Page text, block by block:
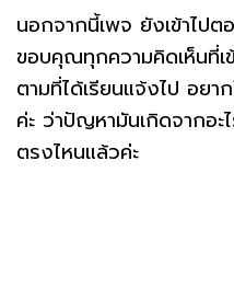
นอกจากนี้เพจ ยังเข้าไป
ขอบคุณทุกความคิดเห็นที่เ
ตามที่ได้เรียนแจ้งไป อย
ค่ะ ว่าปัญหามันเกิดจากอะ
ตรงไหนแล้วค่ะ